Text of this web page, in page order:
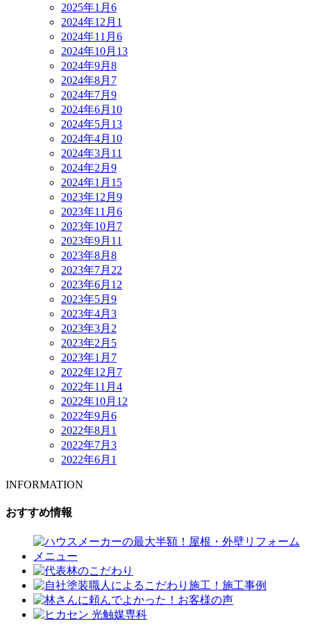
2025年1月 6
2024年12月 1
2024年11月 6
2024年10月 13
2024年9月 8
2024年8月 7
2024年7月 9
2024年6月 10
2024年5月 13
2024年4月 10
2024年3月 11
2024年2月 9
2024年1月 15
2023年12月 9
2023年11月 6
2023年10月 7
2023年9月 11
2023年8月 8
2023年7月 22
2023年6月 12
2023年5月 9
2023年4月 3
2023年3月 2
2023年2月 5
2023年1月 7
2022年12月 7
2022年11月 4
2022年10月 12
2022年9月 6
2022年8月 1
2022年7月 3
2022年6月 1
INFORMATION
おすすめ情報